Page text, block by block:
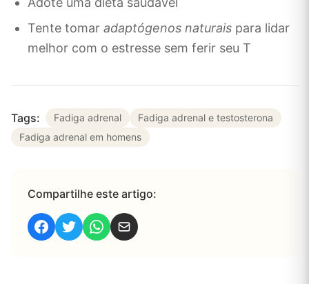
Tente tomar adaptógenos naturais para lidar
melhor com o estresse sem ferir seu T
Tags: Fadiga adrenal
Fadiga adrenal e testosterona
Fadiga adrenal em homens
Compartilhe este artigo: